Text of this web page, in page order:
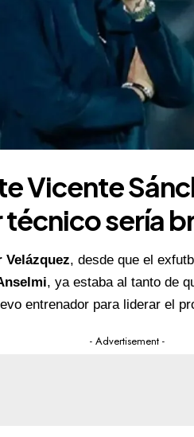
Vicente
sería
Velázquez, desde que el
, ya estaba al tanto de
entrenador para liderar el
- Advertisement -